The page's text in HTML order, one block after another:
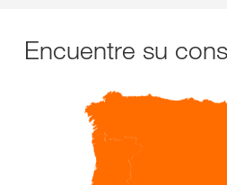
Encuentre su